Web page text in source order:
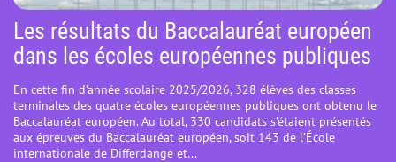
Les résultats du Baccalauréat européen
dans les écoles européennes publiques
En cette fin d’année scolaire 2025/2026, 328 élèves des classes
terminales des quatre écoles européennes publiques ont obtenu le
Baccalauréat européen. Au total, 330 candidats s’étaient présentés
aux épreuves du Baccalauréat européen, soit 143 de l’École
internationale de Differdange et...